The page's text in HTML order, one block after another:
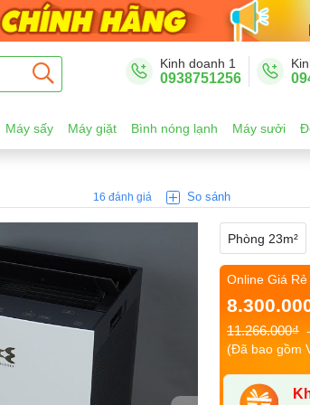
Kinh doanh 1
0938751256
Máy sấy Máy giặt Bình nóng lạnh Máy sưởi
16 đánh giá So sánh
Phòng 23m²
Online Giá Rẻ
11.266.000₫
(Đã bao gồm